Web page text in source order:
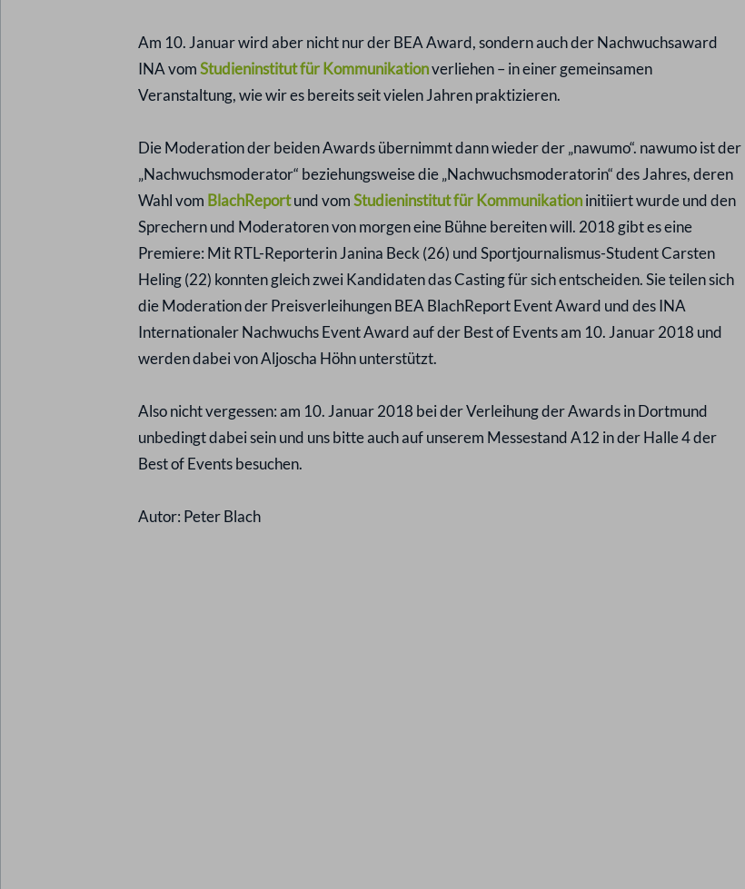
Am 10. Januar wird aber nicht nur der BEA Award, sondern auch der Nachwuchsaward
INA vomStudieninstitut für Kommunikationverliehen – in einer gemeinsamen
Veranstaltung, wie wir es bereits seit vielen Jahren praktizieren.
Die Moderation der beiden Awards übernimmt dann wieder der „nawumo“. nawumo ist der
„Nachwuchsmoderator“ beziehungsweise die „Nachwuchsmoderatorin“ des Jahres, deren
Wahl vom BlachReportund vomStudieninstitut für Kommunikationinitiiert wurde und den
Sprechern und Moderatoren von morgen eine Bühne bereiten will. 2018 gibt es eine
Premiere: Mit RTL-Reporterin Janina Beck (26) und Sportjournalismus-Student Carsten
Heling (22) konnten gleich zwei Kandidaten das Casting für sich entscheiden. Sie teilen sich
die Moderation der Preisverleihungen BEA BlachReport Event Award und des INA
Internationaler Nachwuchs Event Award auf der Best of Events am 10. Januar 2018 und
werden dabei von Aljoscha Höhn unterstützt.
Also nicht vergessen: am 10. Januar 2018 bei der Verleihung der Awards in Dortmund
unbedingt dabei sein und uns bitte auch auf unserem Messestand A12 in der Halle 4 der
Best of Events besuchen.
Autor: Peter Blach